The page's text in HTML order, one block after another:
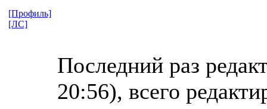
Последний раз
20:56), всего
[Профиль]
[ЛС]